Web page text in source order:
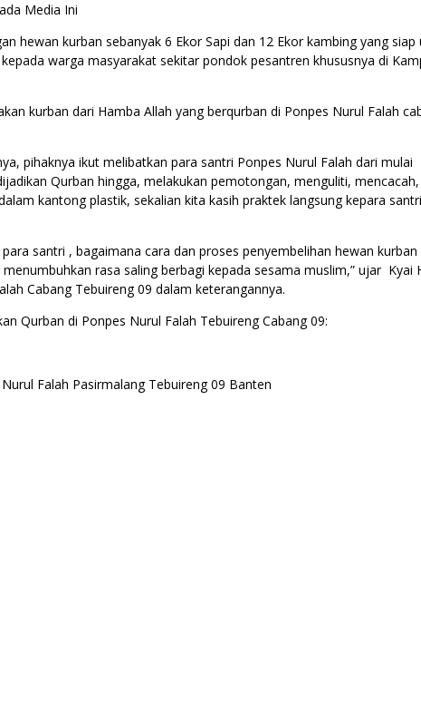
Media Ini
hewan kurban sebanyak 6 Ekor Sapi dan 12 Ekor kambing yang siap
warga masyarakat sekitar pondok pesantren khususnya di
kurban dari Hamba Allah yang berqurban di Ponpes Nurul Falah
pihaknya ikut melibatkan para santri Ponpes Nurul Falah dari mulai
Qurban hingga, melakukan pemotongan, menguliti,
kantong plastik, sekalian kita kasih praktek langsung kepara santri
santri , bagaimana cara dan proses penyembelihan hewan kurban
rasa saling berbagi kepada sesama muslim,” ujar Kyai
Cabang Tebuireng 09 dalam keterangannya.
Qurban di Ponpes Nurul Falah Tebuireng Cabang 09:
Falah Pasirmalang Tebuireng 09 Banten